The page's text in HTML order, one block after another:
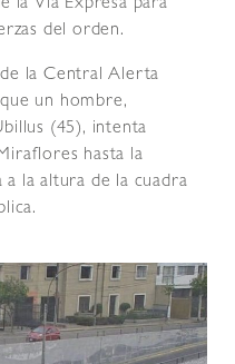
la Vía Expresa para
del orden.
la Central Alerta
un hombre,
(45), intenta
hasta la
a la altura de la cuadra